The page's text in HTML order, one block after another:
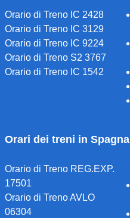
Orario di Treno IC 2428
Orario di Treno IC 3129
Orario di Treno IC 9224
Orario di Treno S2 3767
Orario di Treno IC 1542
Orari dei treni in Spagna
Orario di Treno REG.EXP.
17501
Orario di Treno AVLO
06304